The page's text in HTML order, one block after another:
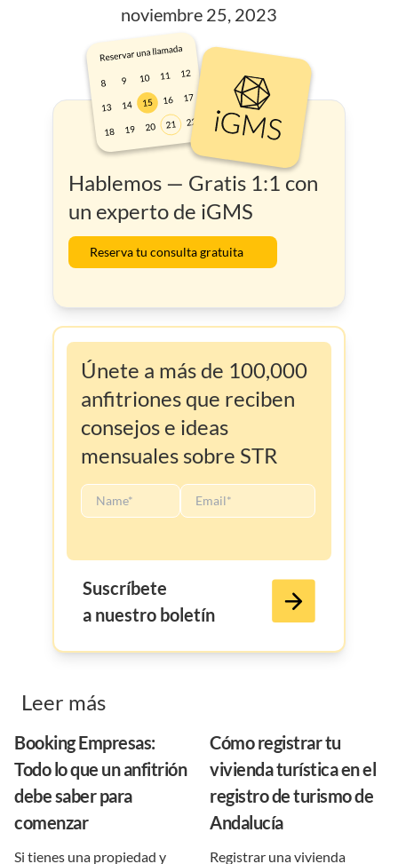
noviembre 25, 2023
Hablemos — Gratis 1:1 con
un experto de iGMS
Reserva tu consulta gratuita
Únete a más de 100,000
anfitriones que reciben
consejos e ideas
mensuales sobre STR
Suscríbete
a nuestro boletín
Leer más
Booking Empresas:
Todo lo que un anfitrión
debe saber para
comenzar
Si tienes una propiedad y
Cómo registrar tu
vivienda turística en el
registro de turismo de
Andalucía
Registrar una vivienda